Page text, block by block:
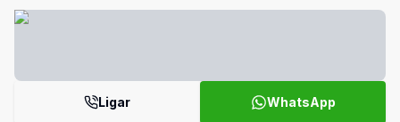
Ligar WhatsApp